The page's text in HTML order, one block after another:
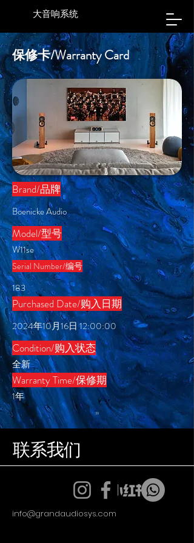
大音响系统
保修卡/Warranty Card
Brand/​品牌
Boenicke Audio
​Model/型号
W11se
Serial Number/编号
183
Purchased Date/购入日期
2024年10月16日 12:00:00
Condition/购入状态
全新
​Warranty Time/保修期
1年
39
联系我们
info@grandaudiosys.com